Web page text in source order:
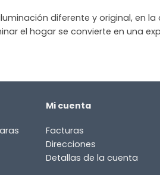
diferente y original, en la
el hogar se convierte en una
Mi cuenta
Facturas
Direcciones
Detallas de la cuenta